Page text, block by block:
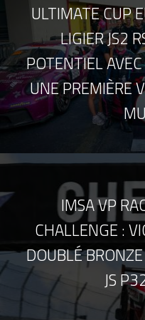
ULTIMATE CUP
LIGIER JS2
POTENTIEL
UNE PREMIÈRE
IMSA VP
CHALLENGE :
DOUBLÉ
JS